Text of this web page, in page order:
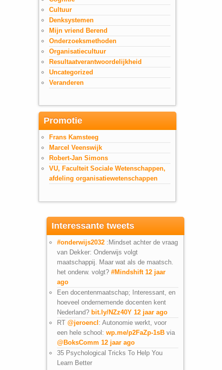
Cultuur
Denksystemen
Mijn vriend Berend
Onderzoeksmethoden
Organisatiecultuur
Resultaatverantwoordelijkheid
Uncategorized
Veranderen
Promotie
Frans Kamsteeg
Marcel Veenswijk
Robert-Jan Simons
VU, Faculteit Sociale Wetenschappen,
afdeling organisatiewetenschappen
Interessante tweets
#onderwijs2032 :Mindset achter de vraag
van Dekker: Onderwijs volgt
maatschappij. Maar wat als de maatsch.
het onderw. volgt? #Mindshift 12 jaar
ago
Een docentenmaatschap; Interessant, en
hoeveel ondernemende docenten kent
Nederland? bit.ly/NZz40Y 12 jaar ago
RT @jeroencl: Autonomie werkt, voor
een hele school: wp.me/p2FaZp-1sB via
@BoksComm 12 jaar ago
35 Psychological Tricks To Help You
Learn Better